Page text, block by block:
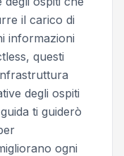
il carico di
informazioni
questi
degli ospiti
ti guiderò
ogni